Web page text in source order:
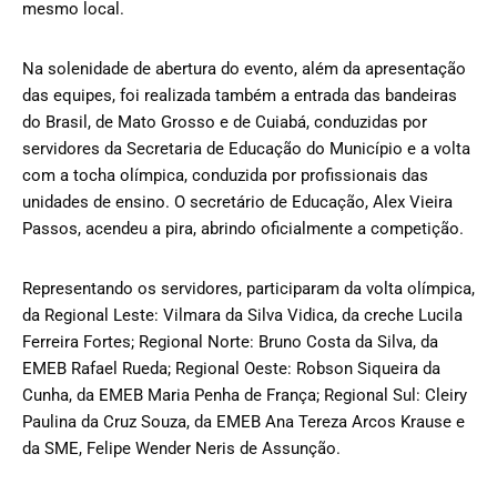
mesmo local.
Na solenidade de abertura do evento, além da apresentação
das equipes, foi realizada também a entrada das bandeiras
do Brasil, de Mato Grosso e de Cuiabá, conduzidas por
servidores da Secretaria de Educação do Município e a volta
com a tocha olímpica, conduzida por profissionais das
unidades de ensino. O secretário de Educação, Alex Vieira
Passos, acendeu a pira, abrindo oficialmente a competição.
Representando os servidores, participaram da volta olímpica,
da Regional Leste: Vilmara da Silva Vidica, da creche Lucila
Ferreira Fortes; Regional Norte: Bruno Costa da Silva, da
EMEB Rafael Rueda; Regional Oeste: Robson Siqueira da
Cunha, da EMEB Maria Penha de França; Regional Sul: Cleiry
Paulina da Cruz Souza, da EMEB Ana Tereza Arcos Krause e
da SME, Felipe Wender Neris de Assunção.